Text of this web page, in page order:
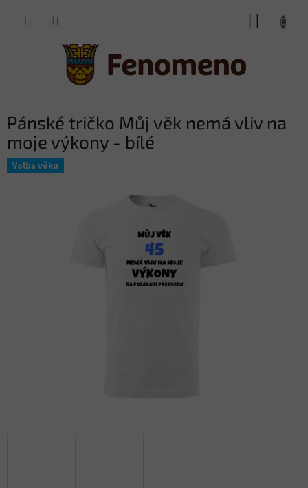
Pánské tričko Můj věk nemá vliv na
moje výkony - bílé
Volba věku